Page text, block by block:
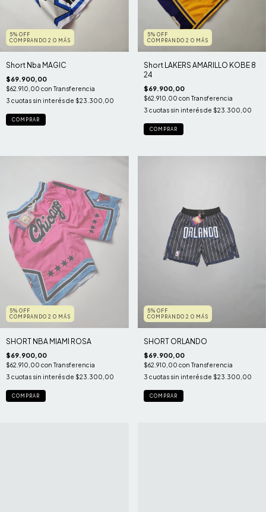
5% OFF
COMPRANDO 2 O MÁS
Short Nba MAGIC
$69.900,00
$62.910,00 con Transferencia
3 cuotas sin interés de $23.300,00
COMPRAR
5% OFF
COMPRANDO 2 O MÁS
Short LAKERS AMARILLO KOBE 8
24
$69.900,00
$62.910,00 con Transferencia
3 cuotas sin interés de $23.300,00
COMPRAR
5% OFF
COMPRANDO 2 O MÁS
SHORT NBA MIAMI ROSA
$69.900,00
$62.910,00 con Transferencia
3 cuotas sin interés de $23.300,00
COMPRAR
5% OFF
COMPRANDO 2 O MÁS
SHORT ORLANDO
$69.900,00
$62.910,00 con Transferencia
3 cuotas sin interés de $23.300,00
COMPRAR